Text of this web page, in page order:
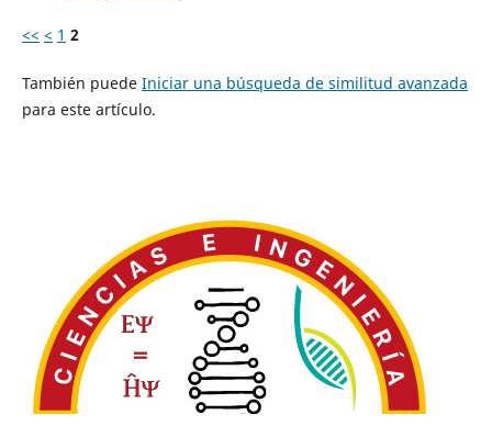
<< < 1 2
También puede Iniciar una búsqueda de similitud avanzada
para este artículo.